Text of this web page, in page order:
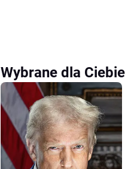
Wybrane dla Ciebie